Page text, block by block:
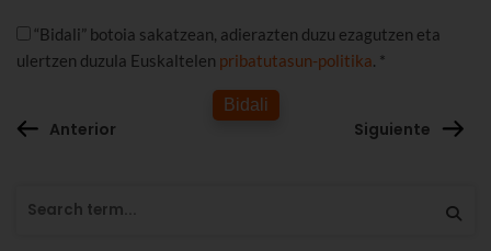
“Bidali” botoia sakatzean, adierazten duzu ezagutzen eta
ulertzen duzula Euskaltelen pribatutasun-politika. *
Bidali
Anterior Siguiente